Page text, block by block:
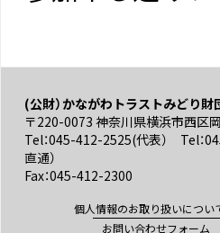
(公財）かながわトラストみどり財
〒220-0073 神奈川県横浜市西区
Tel：045-412-2525(代表） Tel：
直通）
Fax：045-412-2300
個人情報のお取り扱いについ
お問い合わせフォーム